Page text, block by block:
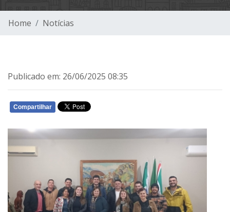
Home Notícias
Publicado em: 26/06/2025 08:35
Compartilhar